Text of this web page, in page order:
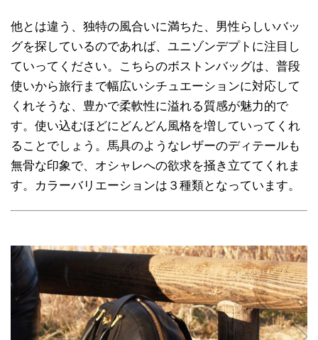
他とは違う、独特の風合いに満ちた、男性らしいバッ
グを探しているのであれば、ユニゾンデプトに注目し
ていってください。こちらのボストンバッグは、普段
使いから旅行まで幅広いシチュエーションに対応して
くれそうな、豊かで柔軟性に溢れる質感が魅力的で
す。使い込むほどにどんどん風格を増していってくれ
ることでしょう。馬具のようなレザーのディテールも
無骨な印象で、オシャレへの欲求を掻き立ててくれま
す。カラーバリエーションは３種類となっています。